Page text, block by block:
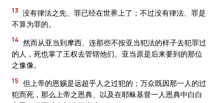
13 没有律法之先、罪已经在世界上了；不过没有律法、罪是
不算为罪的。
14 然而从亚当到摩西、连那些不按亚当犯法的样子去犯罪过
的人，死也掌了王权去管辖他们。亚当原是后来要到的那位
之豫像。
15 但上帝的恩赐是远超乎人之过犯的；万众既因那一人的过
犯而死，那么上帝之恩典、以及在耶稣基督一人恩典中白白